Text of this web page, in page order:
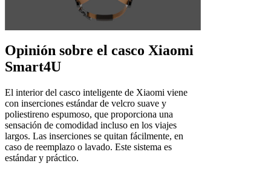
Opinión sobre el casco Xiaomi
Smart4U
El interior del casco inteligente de Xiaomi viene
con inserciones estándar de velcro suave y
poliestireno espumoso, que proporciona una
sensación de comodidad incluso en los viajes
largos. Las inserciones se quitan fácilmente, en
caso de reemplazo o lavado. Este sistema es
estándar y práctico.